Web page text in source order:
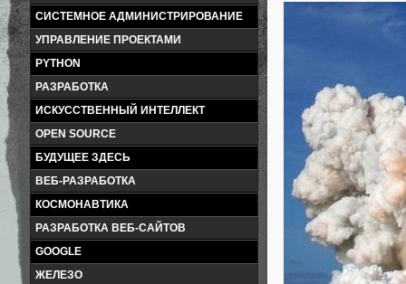
СИСТЕМНОЕ АДМИНИСТРИРОВАНИЕ
УПРАВЛЕНИЕ ПРОЕКТАМИ
PYTHON
РАЗРАБОТКА
ИСКУССТВЕННЫЙ ИНТЕЛЛЕКТ
OPEN SOURCE
БУДУЩЕЕ ЗДЕСЬ
ВЕБ-РАЗРАБОТКА
КОСМОНАВТИКА
РАЗРАБОТКА ВЕБ-САЙТОВ
GOOGLE
ЖЕЛЕЗО